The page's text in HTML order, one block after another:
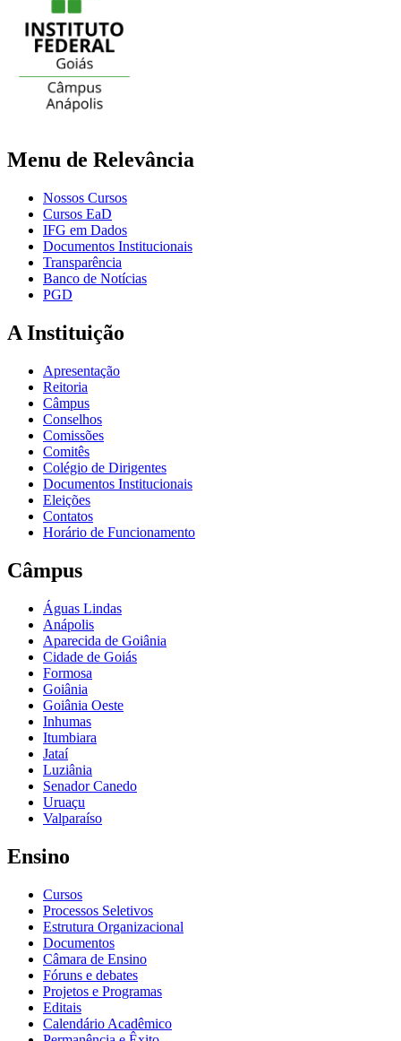
Menu de Relevância
Nossos Cursos
Cursos EaD
IFG em Dados
Documentos Institucionais
Transparência
Banco de Notícias
PGD
A Instituição
Apresentação
Reitoria
Câmpus
Conselhos
Comissões
Comitês
Colégio de Dirigentes
Documentos Institucionais
Eleições
Contatos
Horário de Funcionamento
Câmpus
Águas Lindas
Anápolis
Aparecida de Goiânia
Cidade de Goiás
Formosa
Goiânia
Goiânia Oeste
Inhumas
Itumbiara
Jataí
Luziânia
Senador Canedo
Uruaçu
Valparaíso
Ensino
Cursos
Processos Seletivos
Estrutura Organizacional
Documentos
Câmara de Ensino
Fóruns e debates
Projetos e Programas
Editais
Calendário Acadêmico